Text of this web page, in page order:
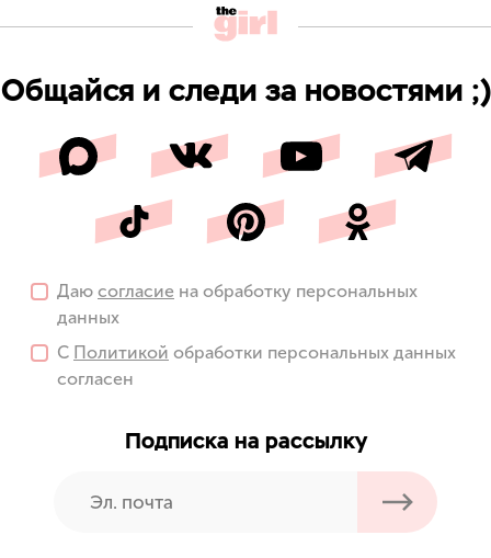
Общайся и следи за новостями ;)
Даю согласие на обработку персональных
данных
С Политикой обработки персональных данных
согласен
Подписка на рассылку